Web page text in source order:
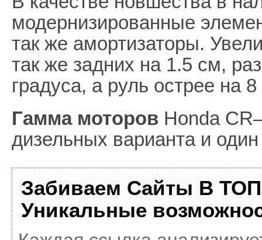
модернизированные
так же амортизаторы.
так же задних на 1.5 см,
градуса, а руль острее на
Гамма моторов Honda
дизельных варианта и
Забиваем Сайты В
Уникальные